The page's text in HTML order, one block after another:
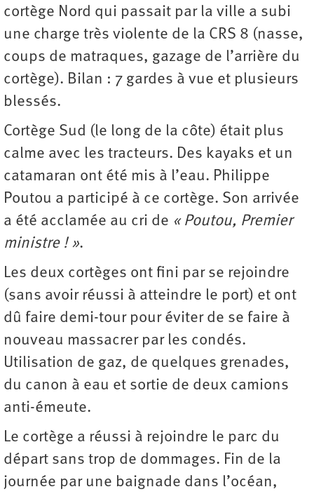
cortège Nord qui passait par la ville a subi
une charge très violente de la CRS 8 (nasse,
coups de matraques, gazage de l’arrière du
cortège). Bilan : 7 gardes à vue et plusieurs
blessés.
Cortège Sud (le long de la côte) était plus
calme avec les tracteurs. Des kayaks et un
catamaran ont été mis à l’eau. Philippe
Poutou a participé à ce cortège. Son arrivée
a été acclamée au cri de « Poutou, Premier
ministre ! ».
Les deux cortèges ont fini par se rejoindre
(sans avoir réussi à atteindre le port) et ont
dû faire demi-tour pour éviter de se faire à
nouveau massacrer par les condés.
Utilisation de gaz, de quelques grenades,
du canon à eau et sortie de deux camions
anti-émeute.
Le cortège a réussi à rejoindre le parc du
départ sans trop de dommages. Fin de la
journée par une baignade dans l’océan,